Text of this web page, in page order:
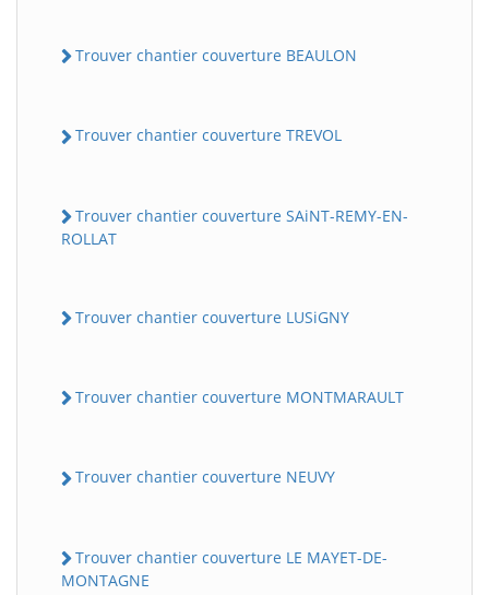
Trouver chantier couverture BEAULON
Trouver chantier couverture TREVOL
Trouver chantier couverture SAiNT-REMY-EN-
ROLLAT
Trouver chantier couverture LUSiGNY
Trouver chantier couverture MONTMARAULT
Trouver chantier couverture NEUVY
Trouver chantier couverture LE MAYET-DE-
MONTAGNE